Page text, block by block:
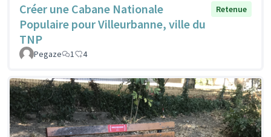
Créer une Cabane Nationale
Populaire pour Villeurbanne, ville du
TNP
Retenue
Pegaze 1 4